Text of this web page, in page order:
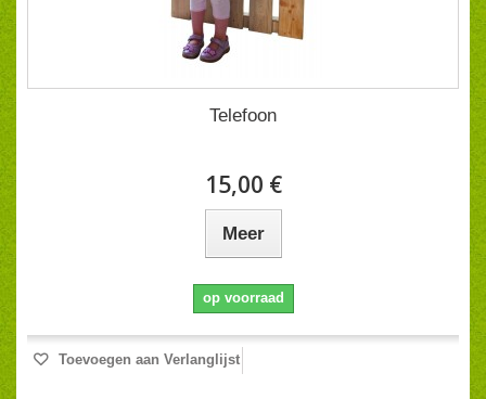
Telefoon
15,00 €
Meer
op voorraad
Toevoegen aan Verlanglijst